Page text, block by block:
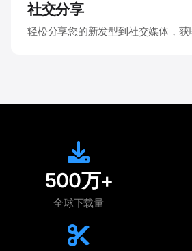
社交分享
轻松分享您的新发型到社交媒体，
500万+
全球下载量